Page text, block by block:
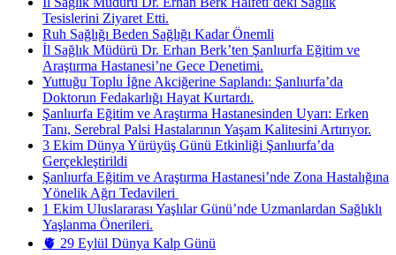
Tesislerini Ziyaret Etti.
Ruh Sağlığı Beden Sağlığı Kadar Önemli
İl Sağlık Müdürü Dr. Erhan Berk’ten Şanlıurfa Eğitim ve
Araştırma Hastanesi’ne Gece Denetimi.
Yuttuğu Toplu İğne Akciğerine Saplandı: Şanlıurfa’da
Doktorun Fedakarlığı Hayat Kurtardı.
Şanlıurfa Eğitim ve Araştırma Hastanesinden Uyarı: Erken
Tanı, Serebral Palsi Hastalarının Yaşam Kalitesini Artırıyor.
3 Ekim Dünya Yürüyüş Günü Etkinliği Şanlıurfa’da
Gerçekleştirildi
Şanlıurfa Eğitim ve Araştırma Hastanesi’nde Zona Hastalığına
Yönelik Ağrı Tedavileri ​
1 Ekim Uluslararası Yaşlılar Günü’nde Uzmanlardan Sağlıklı
Yaşlanma Önerileri.
🫀 29 Eylül Dünya Kalp Günü